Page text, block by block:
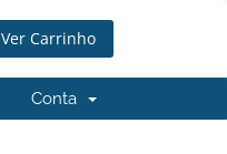
Ver Carrinho
Conta